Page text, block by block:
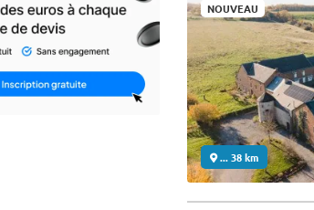
NOUVEAU
... 38 km